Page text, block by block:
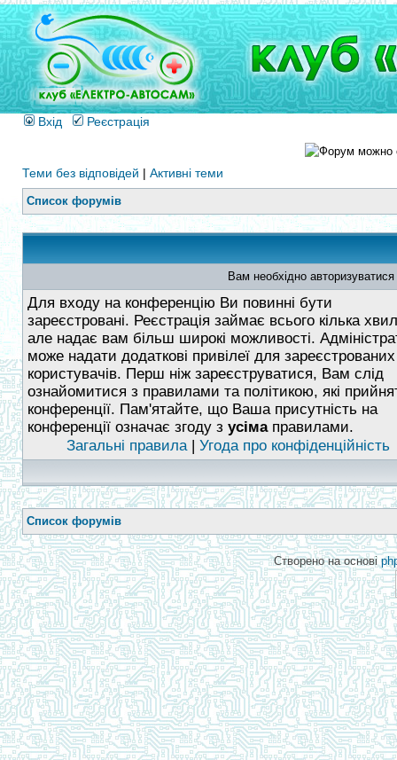
Вхід Реєстрація
Теми без відповідей | Активні теми
Список форумів
Вам необхідно
Для входу на конференцію Ви повинні бути
зареєстровані. Реєстрація займає всього кілька
але надає вам більш широкі можливості.
може надати додаткові привілеї для зареєстрованих
користувачів. Перш ніж зареєструватися, Вам слід
ознайомитися з правилами та політикою, які
конференції. Пам'ятайте, що Ваша присутність на
конференції означає згоду з усімаправилами.
Загальні правила| Угода про конфіденційність
Список форумів
Створено на основі